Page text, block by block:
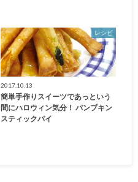
レシピ
2017.10.13
簡単手作りスイーツであっという
間にハロウィン気分！ パンプキン
スティックパイ